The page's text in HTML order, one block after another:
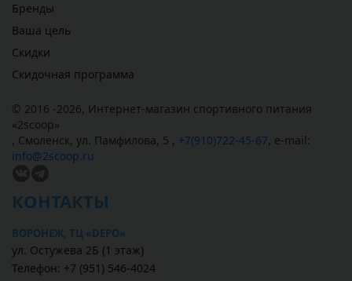
Бренды
Ваша цель
Скидки
Скидочная программа
© 2016 -2026, Интернет-магазин спортивного питания
«2scoop»
, Смоленск, ул. Памфилова, 5 , +7(910)722-45-67, e-mail:
info@2scoop.ru
КОНТАКТЫ
ВОРОНЕЖ, ТЦ «DEPO»
ул. Остужева 2Б (1 этаж)
Телефон: +7 (951) 546-4024